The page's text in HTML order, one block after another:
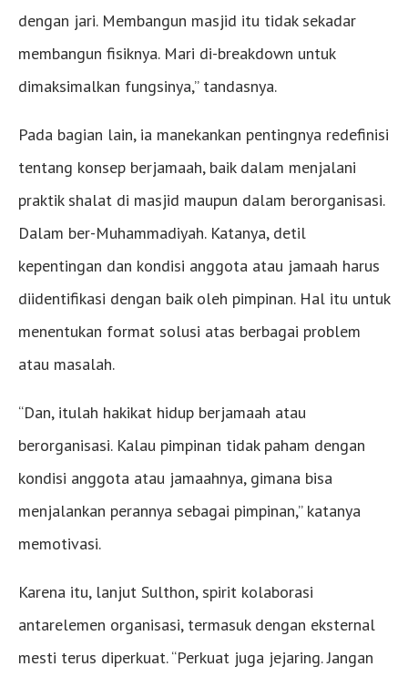
dengan jari. Membangun masjid itu tidak sekadar
membangun fisiknya. Mari di-breakdown untuk
dimaksimalkan fungsinya,” tandasnya.
Pada bagian lain, ia manekankan pentingnya redefinisi
tentang konsep berjamaah, baik dalam menjalani
praktik shalat di masjid maupun dalam berorganisasi.
Dalam ber-Muhammadiyah. Katanya, detil
kepentingan dan kondisi anggota atau jamaah harus
diidentifikasi dengan baik oleh pimpinan. Hal itu untuk
menentukan format solusi atas berbagai problem
atau masalah.
“Dan, itulah hakikat hidup berjamaah atau
berorganisasi. Kalau pimpinan tidak paham dengan
kondisi anggota atau jamaahnya, gimana bisa
menjalankan perannya sebagai pimpinan,” katanya
memotivasi.
Karena itu, lanjut Sulthon, spirit kolaborasi
antarelemen organisasi, termasuk dengan eksternal
mesti terus diperkuat. “Perkuat juga jejaring. Jangan